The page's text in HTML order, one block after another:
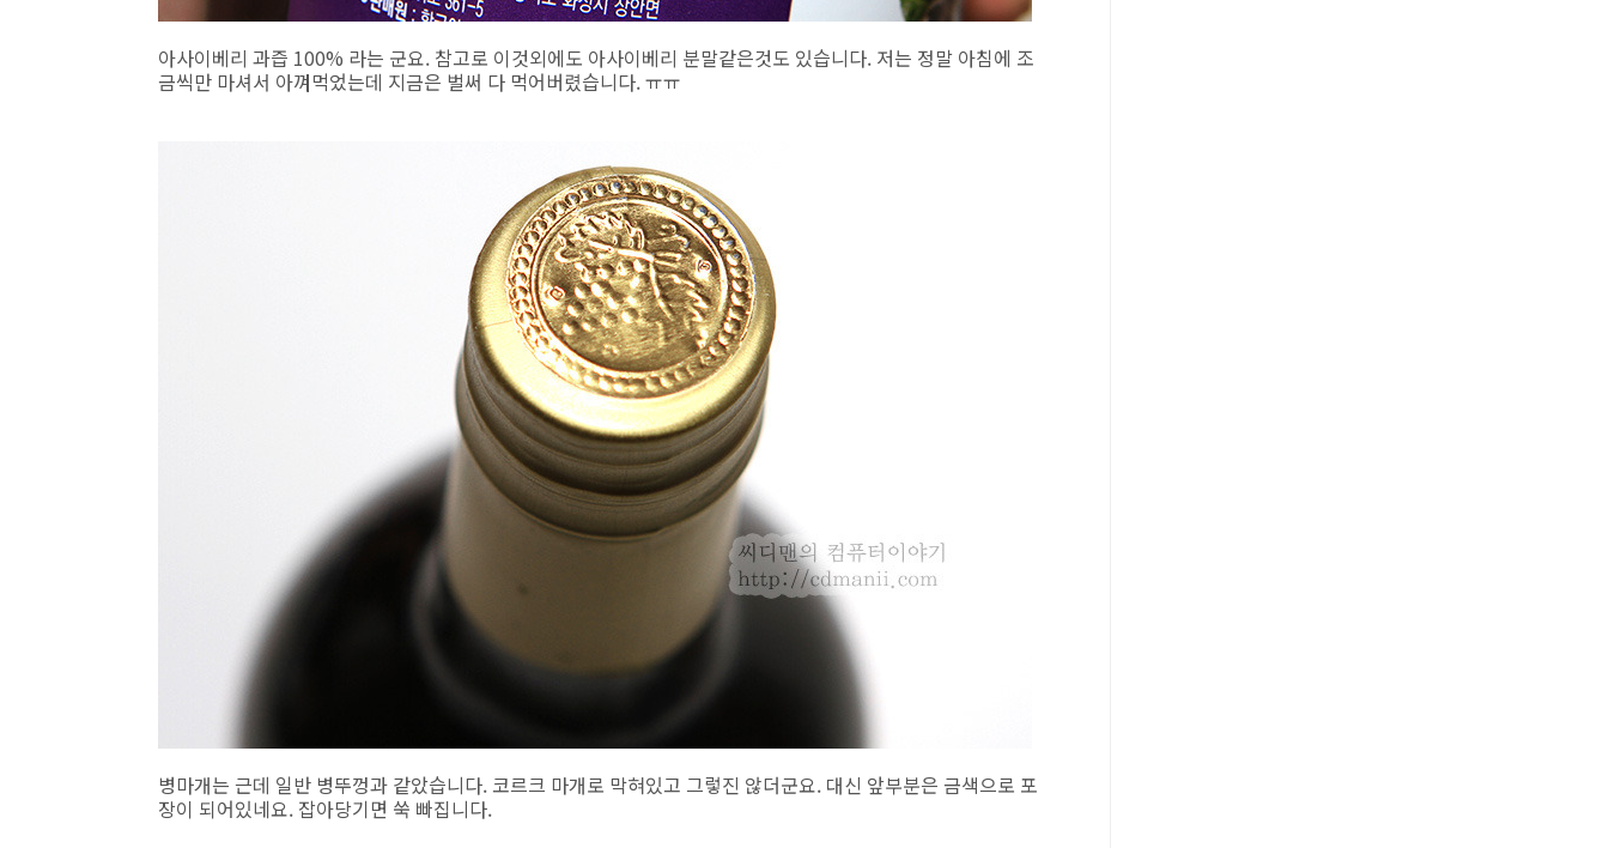
아사이베리 과즙 100% 라는 군요. 참고로 이것외에도 아사이베리 분말같은것도 있습니다. 저는 정말 아침에 조
금씩만 마셔서 아껴먹었는데 지금은 벌써 다 먹어버렸습니다. ㅠㅠ
병마개는 근데 일반 병뚜껑과 같았습니다. 코르크 마개로 막혀있고 그렇진 않더군요. 대신 앞부분은 금색으로 포
장이 되어있네요. 잡아당기면 쑥 빠집니다.